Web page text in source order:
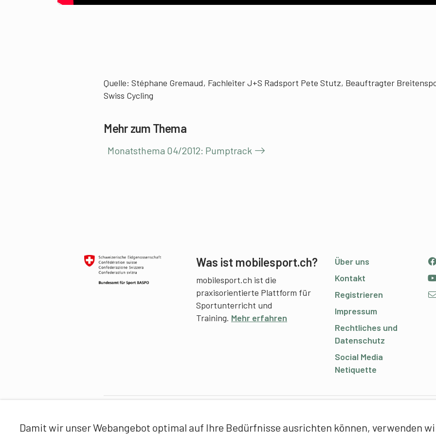
Damit wir unser Webangebot optimal auf Ihre Bedürfnisse ausrichten können, verwenden
Quelle: Stéphane Gremaud, Fachleiter J+S Radsport Pete Stutz, Beauftragter
Swiss Cycling
Mehr zum Thema
Monatsthema 04/2012: Pumptrack
Was ist mobilesport.ch?
mobilesport.ch ist die
praxisorientierte Plattform für
Sportunterricht und
Training. Mehr erfahren
Über uns
Kontakt
Registrieren
Impressum
Rechtliches und
Datenschutz
Social Media
Netiquette